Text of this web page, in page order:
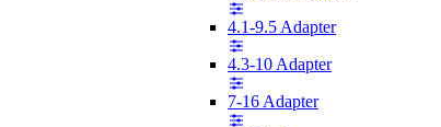
4.1-9.5 Adapter
4.3-10 Adapter
7-16 Adapter